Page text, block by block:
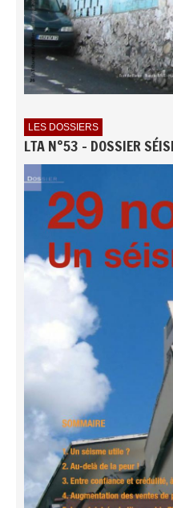
LES DOSSIERS
LTA N°53 - DOSSIER